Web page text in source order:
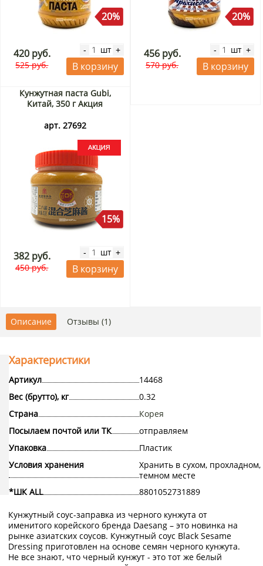
20%
420 руб.
525 руб.
- шт +
В корзину
20%
456 руб.
570 руб.
- шт +
В корзину
Кунжутная паста Gubi,
Китай, 350 г Акция
арт. 27692
15%
382 руб.
450 руб.
- шт +
В корзину
Описание Отзывы (1)
Характеристики
Артикул
14468
Вес (брутто), кг
0.32
Страна
Корея
Посылаем почтой или ТК
отправляем
Упаковка
Пластик
Условия хранения
Хранить в сухом, прохладном,
темном месте
*ШК ALL
8801052731889
Кунжутный соус-заправка из черного кунжута от
именитого корейского бренда Daesang – это новинка на
рынке азиатских соусов. Кунжутный соус Black Sesame
Dressing приготовлен на основе семян черного кунжута.
Не все знают, что черный кунжут - это тот же белый